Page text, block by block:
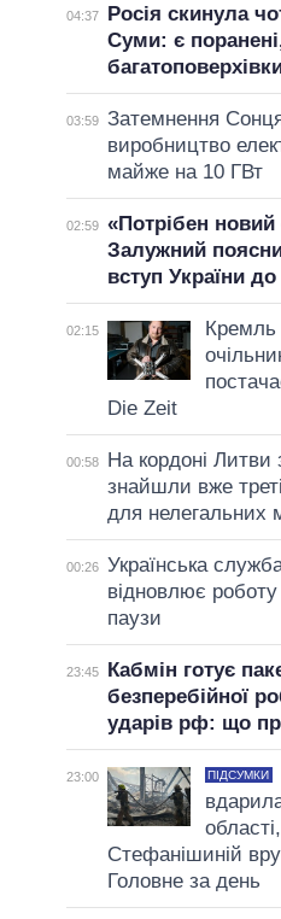
04:37
Росія скинула
Суми: є
03:59 Затемнення
виробництво
майже на 10 ГВт
02:59 «Потрібен
Залужний
вступ України
02:15
Кремль
Die Zeit
00:58
На кордоні Литви
знайшли вже
для нелегальних
00:26 Українська
відновлює роботу
паузи
23:45
Кабмін готує
безперебійної
ударів рф: що
23:00 ПІДСУМКИ
Стефанішиній
Головне за день